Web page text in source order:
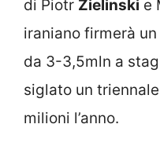
di Piotr Zielinski e
iraniano firmerà
da 3-3,5mln a
siglato un
milioni l’anno.